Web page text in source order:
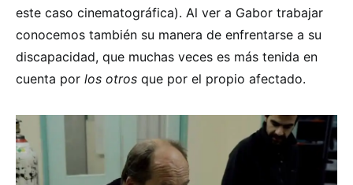
este caso cinematográfica). Al ver a Gabor trabajar
conocemos también su manera de enfrentarse a su
discapacidad, que muchas veces es más tenida en
cuenta por los otros que por el propio afectado.